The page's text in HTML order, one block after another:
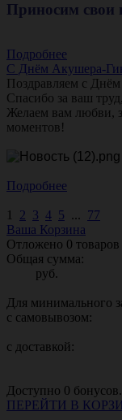
Приносим свои
Подробнее
С Днём Акушера-
Поздравляем с Днём
Спасибо за ваш
Желаем вам любви,
моментов!
Подробнее
1 2 3 4 5 ... 77
Ваша Корзина
Отложено 0 товаров
Общая сумма:
руб.
Для минимального
с самовывозом:
с доставкой:
Доступно 0 бонусов.
ПЕРЕЙТИ В